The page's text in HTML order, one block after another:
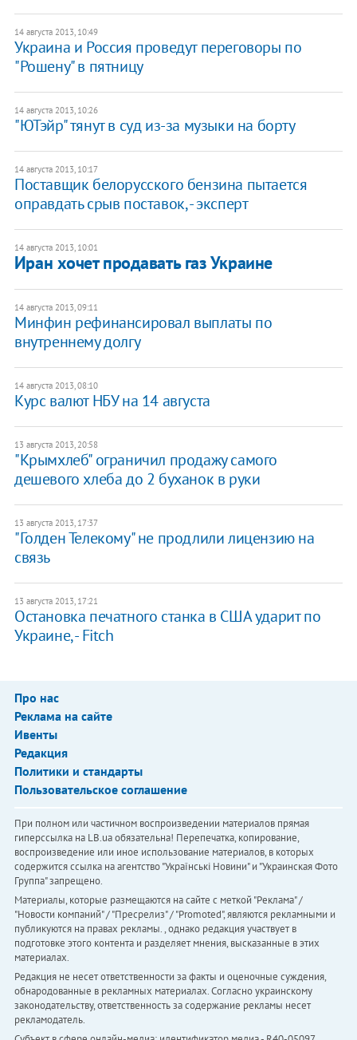
14 августа 2013, 10:49
Украина и Россия проведут переговоры по
"Рошену" в пятницу
14 августа 2013, 10:26
"ЮТэйр" тянут в суд из-за музыки на борту
14 августа 2013, 10:17
Поставщик белорусского бензина пытается
оправдать срыв поставок, - эксперт
14 августа 2013, 10:01
Иран хочет продавать газ Украине
14 августа 2013, 09:11
Минфин рефинансировал выплаты по
внутреннему долгу
14 августа 2013, 08:10
Курс валют НБУ на 14 августа
13 августа 2013, 20:58
"Крымхлеб" ограничил продажу самого
дешевого хлеба до 2 буханок в руки
13 августа 2013, 17:37
"Голден Телекому" не продлили лицензию на
связь
13 августа 2013, 17:21
Остановка печатного станка в США ударит по
Украине, - Fitch
Про нас
Реклама на сайте
Ивенты
Редакция
Политики и стандарты
Пользовательское соглашение
При полном или частичном воспроизведении материалов прямая
гиперссылка на LB.ua обязательна! Перепечатка, копирование,
воспроизведение или иное использование материалов, в которых
содержится ссылка на агентство "Українськi Новини" и "Украинская Фото
Группа" запрещено.
Материалы, которые размещаются на сайте с меткой "Реклама" /
"Новости компаний" / "Пресрелиз" / "Promoted", являются рекламными и
публикуются на правах рекламы. , однако редакция участвует в
подготовке этого контента и разделяет мнения, высказанные в этих
материалах.
Редакция не несет ответственности за факты и оценочные суждения,
обнародованные в рекламных материалах. Согласно украинскому
законодательству, ответственность за содержание рекламы несет
рекламодатель.